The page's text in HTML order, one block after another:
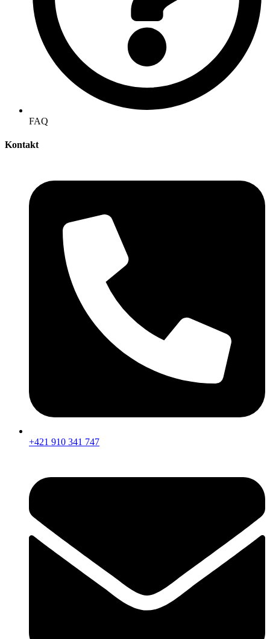
FAQ
Kontakt
+421 910 341 747